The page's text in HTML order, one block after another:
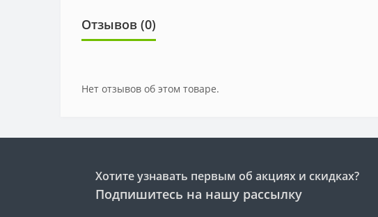
Отзывов (0)
Нет отзывов об этом товаре.
Хотите узнавать первым об акциях и скидках?
Подпишитесь на нашу рассылку